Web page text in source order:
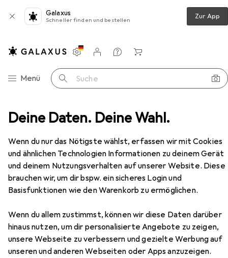
Deine Daten. Deine Wahl.
Wenn du nur das Nötigste wählst, erfassen wir mit Cookies
und ähnlichen Technologien Informationen zu deinem Gerät
und deinem Nutzungsverhalten auf unserer Website. Diese
brauchen wir, um dir bspw. ein sicheres Login und
Basisfunktionen wie den Warenkorb zu ermöglichen.
Wenn du allem zustimmst, können wir diese Daten darüber
hinaus nutzen, um dir personalisierte Angebote zu zeigen,
unsere Webseite zu verbessern und gezielte Werbung auf
unseren und anderen Webseiten oder Apps anzuzeigen.
Galaxus
Schneller finden und bestellen Zur App
Navigation nach Kategorien
Menü Suche
Einstellungen
Kundenkonto
Vergleichslisten
Merklisten
Warenkorb
Wanderschuhe Hanwag Alaska GTX Schuhe
EUR
323,95
Hanwag Alaska GTX Schuhe
5 Grössen
Zubehör für Hanwag Alaska GTX
Schuhe